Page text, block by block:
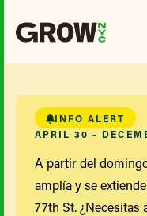
INFO ALERT
APRIL 30 -
A partir del
amplía y se
77th St. ¿Necesitas